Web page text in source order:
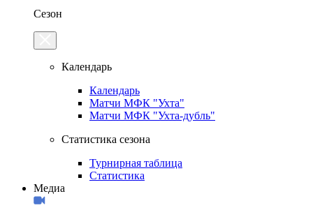
Сезон
Календарь
Календарь
Матчи МФК "Ухта"
Матчи МФК "Ухта-дубль"
Статистика сезона
Турнирная таблица
Статистика
Медиа